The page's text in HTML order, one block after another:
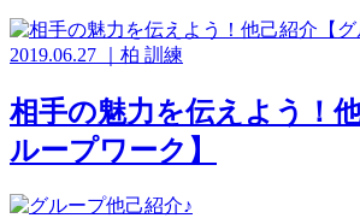
2019.06.27 柏 訓練
相手の魅力を伝えよう！
ループワーク】